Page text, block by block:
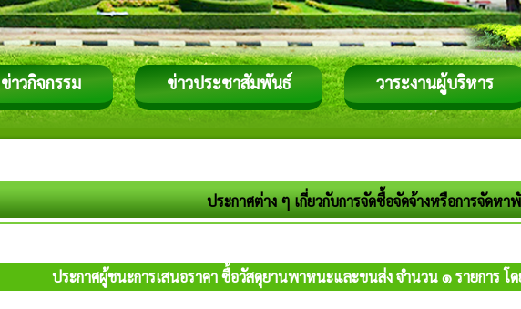
ข่าวกิจกรรม ข่าวประชาสัมพันธ์ วาระงานผู้บริหาร
ประกาศต่าง ๆ เกี่ยวกับการจัดซื้อจัดจ้างหรือการจัดหา
ประกาศผู้ชนะการเสนอราคา ซื้อวัสดุยานพาหนะและขนส่ง จำนวน ๑ รายการ โด